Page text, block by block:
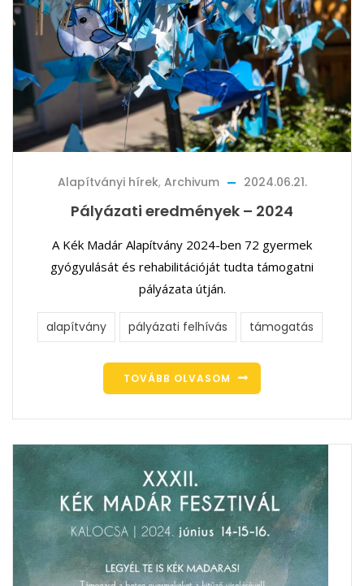
Alapítványi hírek, Archivum 2024.06.21.
Pályázati eredmények – 2024
A Kék Madár Alapítvány 2024-ben 72 gyermek
gyógyulását és rehabilitációját tudta támogatni
pályázata útján.
alapítvány pályázati felhívás támogatás
TOVÁBB OLVASOM